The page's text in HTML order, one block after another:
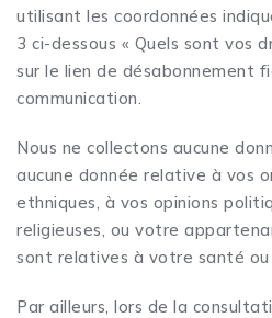
utilisant les coordonnées
3 ci-dessous « Quels sont vos
sur le lien de désabonnement
communication.
Nous ne collectons aucune
aucune donnée relative à vos
ethniques, à vos opinions
religieuses, ou votre
sont relatives à votre santé
Par ailleurs, lors de la